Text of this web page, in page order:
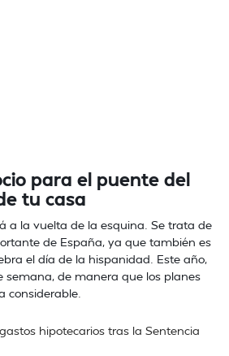
para el puente del
tu casa
a la vuelta de la esquina. Se trata de
de España, ya que también es
el día de la hispanidad. Este año,
semana, de manera que los planes
considerable.